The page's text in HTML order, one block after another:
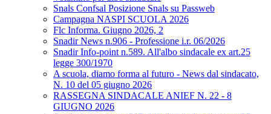
Snals Confsal Posizione Snals su Passweb
Campagna NASPI SCUOLA 2026
Flc Informa. Giugno 2026, 2
Snadir News n.906 - Professione i.r. 06/2026
Snadir Info-point n.589. All'albo sindacale ex art.25
legge 300/1970
A scuola, diamo forma al futuro - News dal sindacato,
N. 10 del 05 giugno 2026
RASSEGNA SINDACALE ANIEF N. 22 - 8
GIUGNO 2026